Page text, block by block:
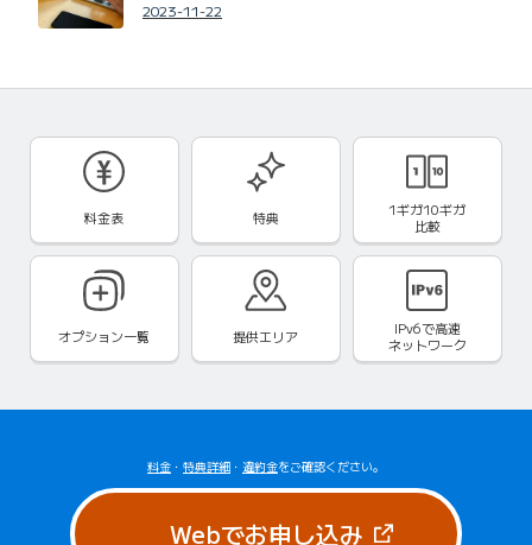
2023-11-22
料金表 特典
1ギガ10ギガ
比較
オプション一覧 提供エリア IPv6で高速
ネットワーク
料金 ・ 特典詳細 ・ 違約金をご確認ください。
Webでお申し込み（新しいタブ